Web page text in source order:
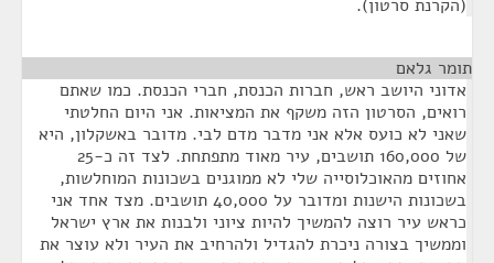
(הקרנת סרטון).
תומר גלאם
אדוני היושב ראש, חברות הכנסת, חברי הכנסת. כמו שאתם
רואים, הסרטון הזה משקף את המציאות. אני היום החלטתי
שאני לא כועס אלא אני מדבר מדם לבי. מדובר באשקלון, היא
של 160,000 תושבים, עיר מאוד מתפתחת. לצד זה כ-25
אחוזים מהאוכלוסייה שלי לא ממוגנים בשכונות המוחלשות,
בשכונות הישנות ומדובר על 40,000 תושבים. מצד אחד אני
כראש עיר רוצה להמשיך להיות ציוני ולבנות את ארץ ישראל
וממשיך בצורה ניכרת להגדיל ולהרחיב את העיר ולא עוצר את